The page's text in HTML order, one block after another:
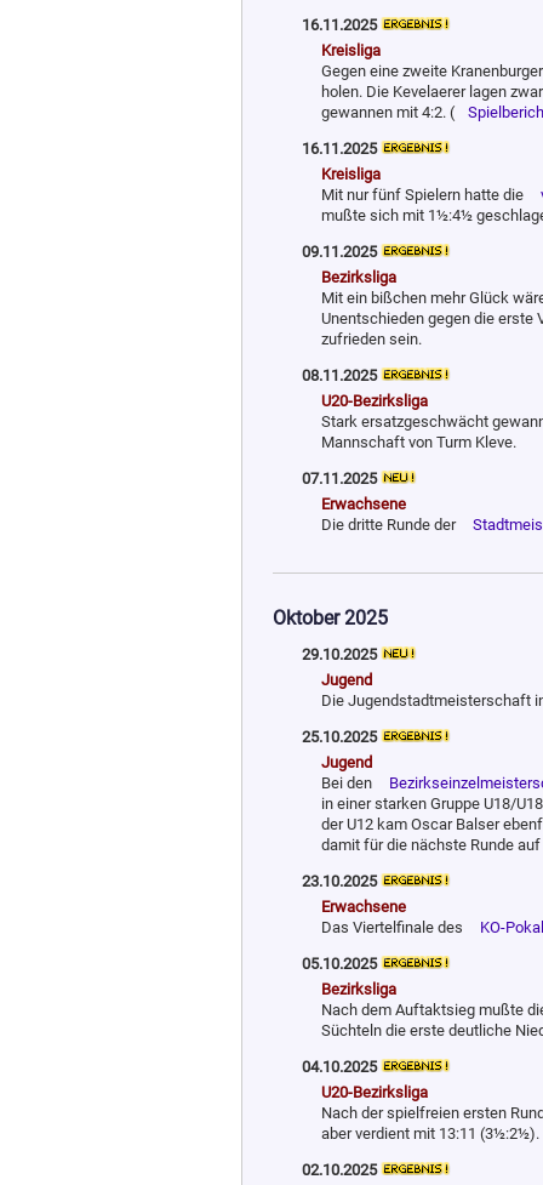
16.11.2025
Kreisliga
Gegen eine zweite
holen. Die Kevelaerer lagen
gewannen mit 4:2. (
16.11.2025
Kreisliga
Mit nur fünf Spielern hatte die
mußte sich mit 1½:4½
09.11.2025
Bezirksliga
Mit ein bißchen mehr Glück
Unentschieden gegen die erste
zufrieden sein.
08.11.2025
U20-Bezirksliga
Stark ersatzgeschwächt
Mannschaft von Turm Kleve.
07.11.2025
Erwachsene
Die dritte Runde der
Oktober 2025
29.10.2025
Jugend
Die Jugendstadtmeisterschaft
25.10.2025
Jugend
Bei den
in einer starken Gruppe U18/
der U12 kam Oscar Balser
damit für die nächste Runde
23.10.2025
Erwachsene
Das Viertelfinale des
KO-
05.10.2025
Bezirksliga
Nach dem Auftaktsieg mußte
Süchteln die erste deutliche
04.10.2025
U20-Bezirksliga
Nach der spielfreien ersten
aber verdient mit 13:11 (3½:2½).
02.10.2025